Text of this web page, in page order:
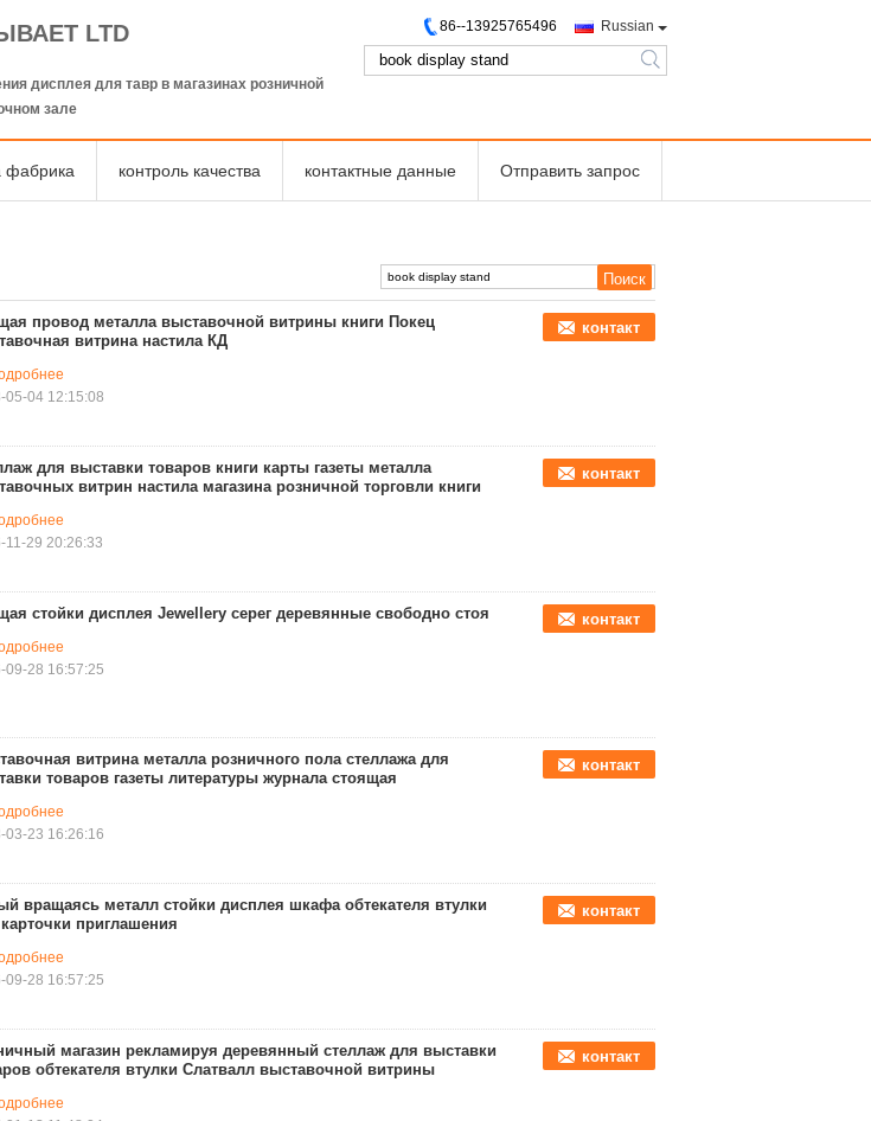
LTD
дисплея для тавр в магазинах розничной
зале
Russian
86--13925765496
search
контроль качества контактные данные Отправить запрос
провод металла выставочной витрины книги Покец
витрина настила КД
контакт
05-04 12:15:08
для выставки товаров книги карты газеты металла
витрин настила магазина розничной торговли книги
контакт
11-29 20:26:33
стойки дисплея Jewellery серег деревянные свободно стоя контакт
09-28 16:57:25
витрина металла розничного пола стеллажа для
товаров газеты литературы журнала стоящая
контакт
03-23 16:26:16
вращаясь металл стойки дисплея шкафа обтекателя втулки
приглашения
контакт
09-28 16:57:25
магазин рекламируя деревянный стеллаж для выставки
обтекателя втулки Слатвалл выставочной витрины
контакт